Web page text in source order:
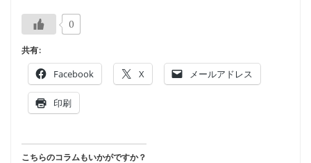
0
共有:
Facebook X メールアドレス
印刷
こちらのコラムもいかがですか？